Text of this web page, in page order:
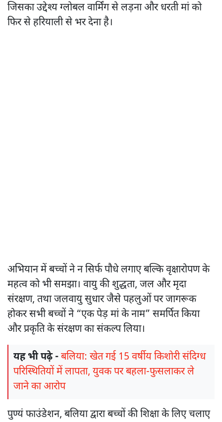
जिसका उद्देश्य ग्लोबल वार्मिंग से लड़ना और धरती मां को
फिर से हरियाली से भर देना है।
अभियान में बच्चों ने न सिर्फ पौधे लगाए बल्कि वृक्षारोपण के
महत्व को भी समझा। वायु की शुद्धता, जल और मृदा
संरक्षण, तथा जलवायु सुधार जैसे पहलुओं पर जागरूक
होकर सभी बच्चों ने “एक पेड़ मां के नाम” समर्पित किया
और प्रकृति के संरक्षण का संकल्प लिया।
यह भी पढ़े -बलिया: खेत गई 15 वर्षीय किशोरी संदिग्ध
परिस्थितियों में लापता, युवक पर बहला-फुसलाकर ले
जाने का आरोप
पुण्यं फाउंडेशन, बलिया द्वारा बच्चों की शिक्षा के लिए चलाए